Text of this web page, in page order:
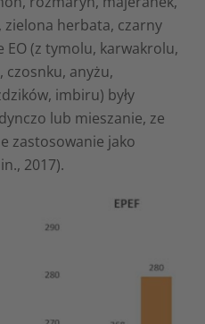
herbata, czarny
EO (z tymolu, karwakrolu,
anyżu,
imbiru) były
lub mieszanie, ze
zastosowanie jako
2017).